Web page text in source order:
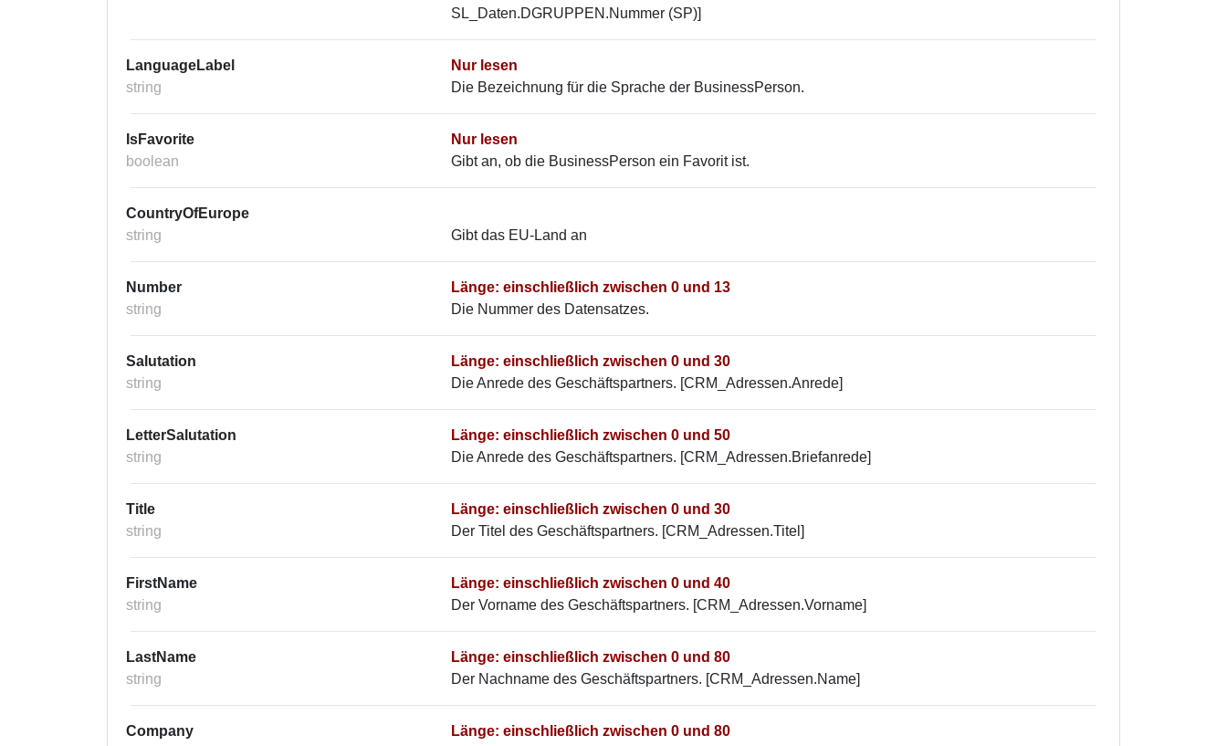
SL_Daten.DGRUPPEN.Nummer (SP)]
LanguageLabel
string
Nur lesen
Die Bezeichnung für die Sprache der BusinessPerson.
IsFavorite
boolean
Nur lesen
Gibt an, ob die BusinessPerson ein Favorit ist.
CountryOfEurope
string
Gibt das EU-Land an
Number
string
Länge: einschließlich zwischen 0 und 13
Die Nummer des Datensatzes.
Salutation
string
Länge: einschließlich zwischen 0 und 30
Die Anrede des Geschäftspartners. [CRM_Adressen.Anrede]
LetterSalutation
string
Länge: einschließlich zwischen 0 und 50
Die Anrede des Geschäftspartners. [CRM_Adressen.Briefanrede]
Title
string
Länge: einschließlich zwischen 0 und 30
Der Titel des Geschäftspartners. [CRM_Adressen.Titel]
FirstName
string
Länge: einschließlich zwischen 0 und 40
Der Vorname des Geschäftspartners. [CRM_Adressen.Vorname]
LastName
string
Länge: einschließlich zwischen 0 und 80
Der Nachname des Geschäftspartners. [CRM_Adressen.Name]
Company
Länge: einschließlich zwischen 0 und 80